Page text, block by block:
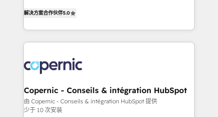
revenue process. Sales, marketing, and service wired
together. ➤ AI and Integrations: Layer Breeze AI,
rollouts, adoption coaching. Buying HubSpot,
switching to it, or reviving a stale portal? We are
revenue number. We do that by bridging the gap
where agencies fail: combining GTM strategy with
technical execution to solve the right problem at the
implement your CRM. We engineer revenue
outcomes for the GTM owner on HubSpot. We Build
Different Because We're Built Different: - Secure:
Soc2 compliant 🛡️ - Onboarding: Implementations
starting from $1,5k - Clay: Elite Studio Solutions
解决方案合作伙伴5.0
Copernic - Conseils & intégration HubSpot
由 Copernic - Conseils & intégration HubSpot 提供
少于 10 次安装